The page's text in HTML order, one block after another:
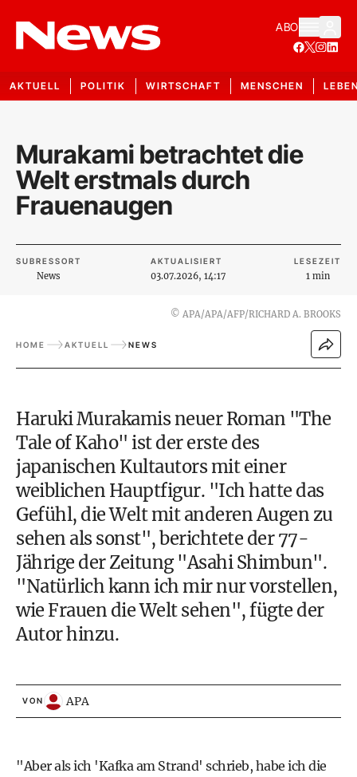
ABO
AKTUELL POLITIK WIRTSCHAFT MENSCHEN
Murakami betrachtet die
Welt erstmals durch
Frauenaugen
SUBRESSORT
News
AKTUALISIERT
03.07.2026, 14:17
LESEZEIT
1 min
© APA/APA/AFP/RICHARD A. BROOKS
HOME AKTUELL NEWS
Haruki Murakamis neuer Roman "The
Tale of Kaho" ist der erste des
japanischen Kultautors mit einer
weiblichen Hauptfigur. "Ich hatte das
Gefühl, die Welt mit anderen Augen zu
sehen als sonst", berichtete der 77-
Jährige der Zeitung "Asahi Shimbun".
"Natürlich kann ich mir nur vorstellen,
wie Frauen die Welt sehen", fügte der
Autor hinzu.
VON APA
"Aber als ich 'Kafka am Strand' schrieb, habe ich die